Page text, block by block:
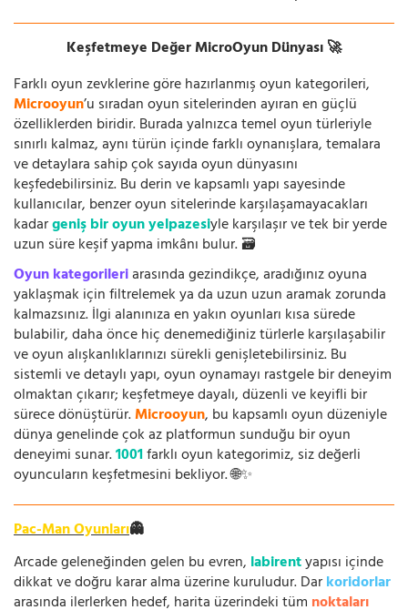
Keşfetmeye Değer MicroOyun Dünyası 🚀
Farklı oyun zevklerine göre hazırlanmış oyun kategorileri,
Microoyun’u sıradan oyun sitelerinden ayıran en güçlü
özelliklerden biridir. Burada yalnızca temel oyun türleriyle
sınırlı kalmaz, aynı türün içinde farklı oynanışlara, temalara
ve detaylara sahip çok sayıda oyun dünyasını
keşfedebilirsiniz. Bu derin ve kapsamlı yapı sayesinde
kullanıcılar, benzer oyun sitelerinde karşılaşamayacakları
kadargeniş bir oyun yelpazesiyle karşılaşır ve tek bir yerde
uzun süre keşif yapma imkânı bulur. 🗃️
Oyun kategorileriarasında gezindikçe, aradığınız oyuna
yaklaşmak için filtrelemek ya da uzun uzun aramak zorunda
kalmazsınız. İlgi alanınıza en yakın oyunları kısa sürede
bulabilir, daha önce hiç denemediğiniz türlerle karşılaşabilir
ve oyun alışkanlıklarınızı sürekli genişletebilirsiniz. Bu
sistemli ve detaylı yapı, oyun oynamayı rastgele bir deneyim
olmaktan çıkarır; keşfetmeye dayalı, düzenli ve keyifli bir
sürece dönüştürür.Microoyun, bu kapsamlı oyun düzeniyle
dünya genelinde çok az platformun sunduğu bir oyun
deneyimi sunar.1001farklı oyun kategorimiz, siz değerli
oyuncuların keşfetmesini bekliyor. 🌐✨
Pac-Man Oyunları👻
Arcade geleneğinden gelen bu evren, labirentyapısı içinde
dikkat ve doğru karar alma üzerine kuruludur. Darkoridorlar
arasında ilerlerken hedef, harita üzerindeki tüm noktaları